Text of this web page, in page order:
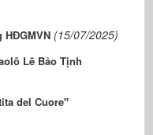
HĐGMVN (15/07/2025)
Lê Bảo Tịnh
del Cuore"